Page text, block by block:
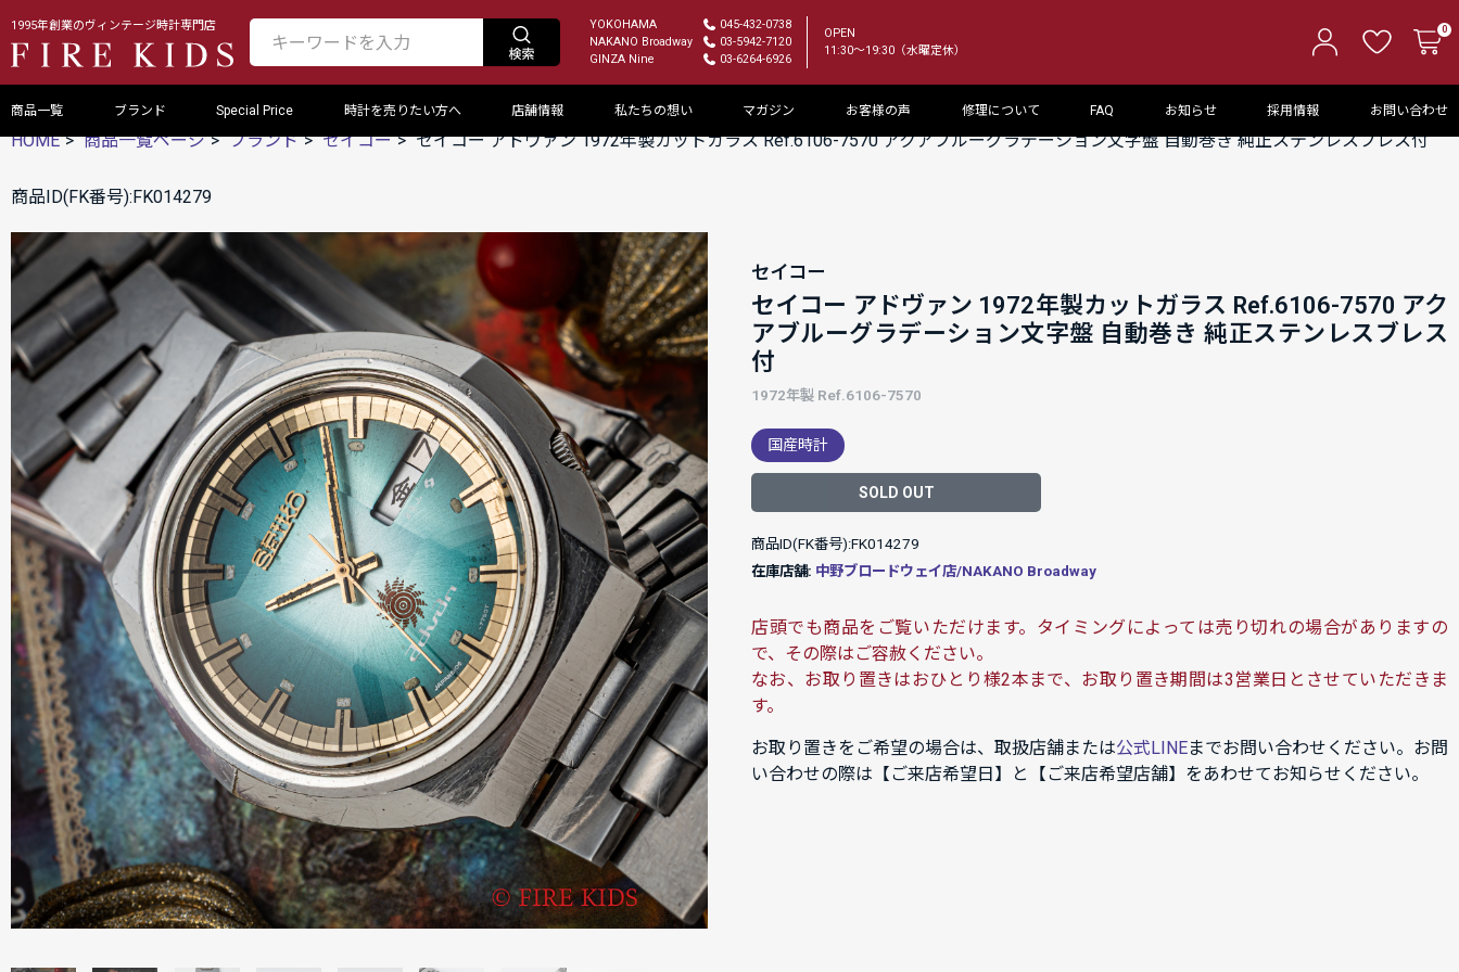
1995年創業のヴィンテージ時計専門店 YOKOHAMA
045-432-0738
NAKANO Broadway
03-5942-7120
GINZA Nine
03-6264-6926
OPEN
11:30～19:30（水曜定休）
0
商品一覧 ブランド Special Price 時計を売りたい方へ 店舗情報 私たちの想い マガジン お客様の声 修理について FAQ お知らせ 採用情報 お問い合わせ
HOME 商品一覧ページ ブランド セイコー セイコー アドヴァン 1972年製カットガラス Ref.6106-7570 アクアブルーグラデーション文字盤 自動巻き 純正ステンレスブレス付
商品ID(FK番号):FK014279
セイコー
セイコー アドヴァン 1972年製カットガラス Ref.6106-7570 アク
アブルーグラデーション文字盤 自動巻き 純正ステンレスブレス
付
1972年製 Ref.6106-7570
国産時計
SOLD OUT
商品ID(FK番号):FK014279
在庫店舗: 中野ブロードウェイ店/NAKANO Broadway
店頭でも商品をご覧いただけます。タイミングによっては売り切れの場合がありますの
で、その際はご容赦ください。
なお、お取り置きはおひとり様2本まで、お取り置き期間は3営業日とさせていただきま
す。
お取り置きをご希望の場合は、取扱店舗または公式LINEまでお問い合わせください。お問
い合わせの際は【ご来店希望日】と【ご来店希望店舗】をあわせてお知らせください。